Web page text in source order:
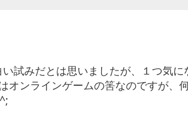
試みだとは思いましたが、１つ気
オンラインゲームの筈なのですが、